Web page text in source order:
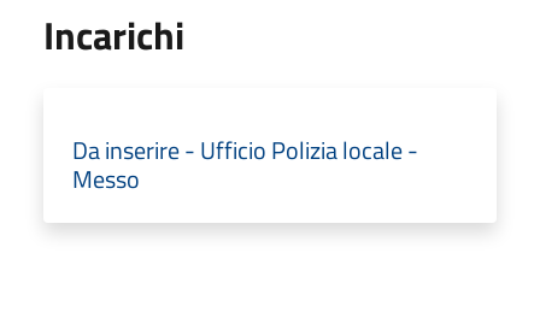
Incarichi
Da inserire - Ufficio Polizia locale -
Messo